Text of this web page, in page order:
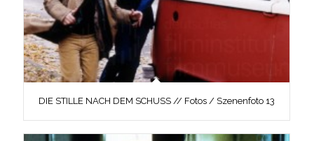
DIE STILLE NACH DEM SCHUSS // Fotos / Szenenfoto 13